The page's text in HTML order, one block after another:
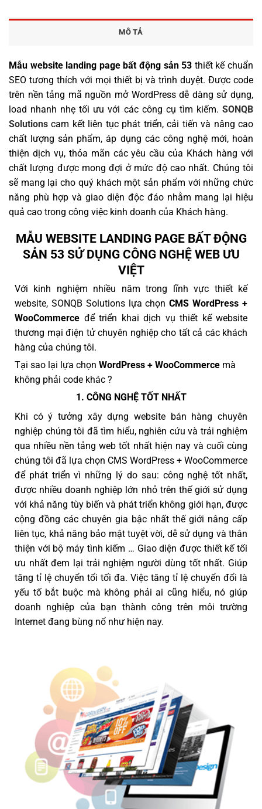
MÔ TẢ
Mẫu website landing page bất động sản 53 thiết kế chuẩn
SEO tương thích với mọi thiết bị và trình duyệt. Được code
trên nền tảng mã nguồn mở WordPress dễ dàng sử dụng,
load nhanh nhẹ tối ưu với các công cụ tìm kiếm. SONQB
Solutions cam kết liên tục phát triển, cải tiến và nâng cao
chất lượng sản phẩm, áp dụng các công nghệ mới, hoàn
thiện dịch vụ, thỏa mãn các yêu cầu của Khách hàng với
chất lượng được mong đợi ở mức độ cao nhất. Chúng tôi
sẽ mang lại cho quý khách một sản phẩm với những chức
năng phù hợp và giao diện độc đáo nhằm mang lại hiệu
quả cao trong công việc kinh doanh của Khách hàng.
MẪU WEBSITE LANDING PAGE BẤT ĐỘNG
SẢN 53 SỬ DỤNG CÔNG NGHỆ WEB ƯU
VIỆT
Với kinh nghiệm nhiều năm trong lĩnh vực thiết kế
website, SONQB Solutions lựa chọnCMS WordPress +
WooCommerce để triển khai dịch vụ thiết kế website
thương mại điện tử chuyên nghiệp cho tất cả các khách
hàng của chúng tôi.
Tại sao lại lựa chọn WordPress + WooCommerce mà
không phải code khác ?
1. CÔNG NGHỆ TỐT NHẤT
Khi có ý tưởng xây dựng website bán hàng chuyên
nghiệp chúng tôi đã tìm hiểu, nghiên cứu và trải nghiệm
qua nhiều nền tảng web tốt nhất hiện nay và cuối cùng
chúng tôi đã lựa chọn CMS WordPress + WooCommerce
để phát triển vì những lý do sau: công nghệ tốt nhất,
được nhiều doanh nghiệp lớn nhỏ trên thế giới sử dụng
với khả năng tùy biến và phát triển không giới hạn, được
cộng đồng các chuyên gia bậc nhất thế giới nâng cấp
liên tục, khả năng bảo mật tuyệt vời, dễ sử dụng và thân
thiện với bộ máy tình kiếm … Giao diện được thiết kế tối
ưu nhất đem lại trải nghiệm người dùng tốt nhất. Giúp
tăng tỉ lệ chuyển tổi tối đa. Việc tăng tỉ lệ chuyển đổi là
yếu tố bắt buộc mà không phải ai cũng hiểu, nó giúp
doanh nghiệp của bạn thành công trên môi trường
Internet đang bùng nổ như hiện nay.